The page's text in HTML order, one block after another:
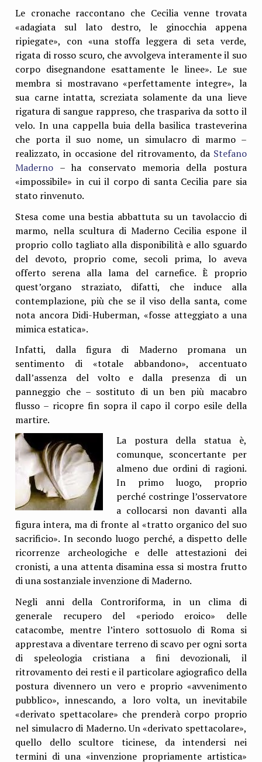
Le cronache raccontano che Cecilia venne trovata
«adagiata sul lato destro, le ginocchia appena
ripiegate», con «una stoffa leggera di seta verde,
rigata di rosso scuro, che avvolgeva interamente il suo
corpo disegnandone esattamente le linee». Le sue
membra si mostravano «perfettamente integre», la
sua carne intatta, screziata solamente da una lieve
rigatura di sangue rappreso, che traspariva da sotto il
velo. In una cappella buia della basilica trasteverina
che porta il suo nome, un simulacro di marmo –
realizzato, in occasione del ritrovamento, da Stefano
Maderno – ha conservato memoria della postura
«impossibile» in cui il corpo di santa Cecilia pare sia
stato rinvenuto.
Stesa come una bestia abbattuta su un tavolaccio di
marmo, nella scultura di Maderno Cecilia espone il
proprio collo tagliato alla disponibilità e allo sguardo
del devoto, proprio come, secoli prima, lo aveva
offerto serena alla lama del carnefice. È proprio
quest’organo straziato, difatti, che induce alla
contemplazione, più che se il viso della santa, come
nota ancora Didi-Huberman, «fosse atteggiato a una
mimica estatica».
Infatti, dalla figura di Maderno promana un
sentimento di «totale abbandono», accentuato
dall’assenza del volto e dalla presenza di un
panneggio che – sostituto di un ben più macabro
flusso – ricopre fin sopra il capo il corpo esile della
martire.
La postura della statua è,
comunque, sconcertante per
almeno due ordini di ragioni.
In primo luogo, proprio
perché costringe l’osservatore
a collocarsi non davanti alla
figura intera, ma di fronte al «tratto organico del suo
sacrificio». In secondo luogo perché, a dispetto delle
ricorrenze archeologiche e delle attestazioni dei
cronisti, a una attenta disamina essa si mostra frutto
di una sostanziale invenzione di Maderno.
Negli anni della Controriforma, in un clima di
generale recupero del «periodo eroico» delle
catacombe, mentre l’intero sottosuolo di Roma si
apprestava a diventare terreno di scavo per ogni sorta
di speleologia cristiana a fini devozionali, il
ritrovamento dei resti e il particolare agiografico della
postura divennero un vero e proprio «avvenimento
pubblico», innescando, a loro volta, un inevitabile
«derivato spettacolare» che prenderà corpo proprio
nel simulacro di Maderno. Un «derivato spettacolare»,
quello dello scultore ticinese, da intendersi nei
termini di una «invenzione propriamente artistica»